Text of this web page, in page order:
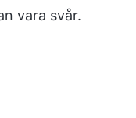
vara svår.